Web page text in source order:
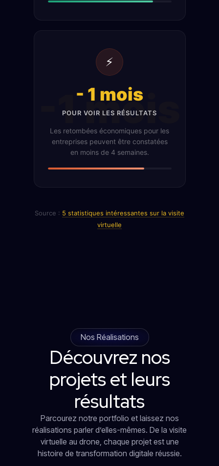
⚡
- 1 mois
-1 mois
POUR VOIR LES RÉSULTATS
Les retombées économiques pour les
entreprises peuvent être constatées
en moins de 4 semaines.
Source : 5 statistiques intéressantes sur la visite
virtuelle
Nos Réalisations
Découvrez nos
projets et leurs
résultats
Parcourez notre portfolio et laissez nos
réalisations parler d’elles-mêmes. De la visite
virtuelle au drone, chaque projet est une
histoire de transformation digitale réussie.